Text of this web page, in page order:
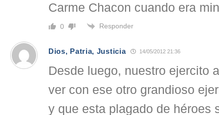
Carme Chacon cuando era
0 Responder
Dios, Patria, Justicia 14/05/2012 21:36
Desde luego, nuestro ejercito
ver con ese otro grandioso
y que esta plagado de héroes